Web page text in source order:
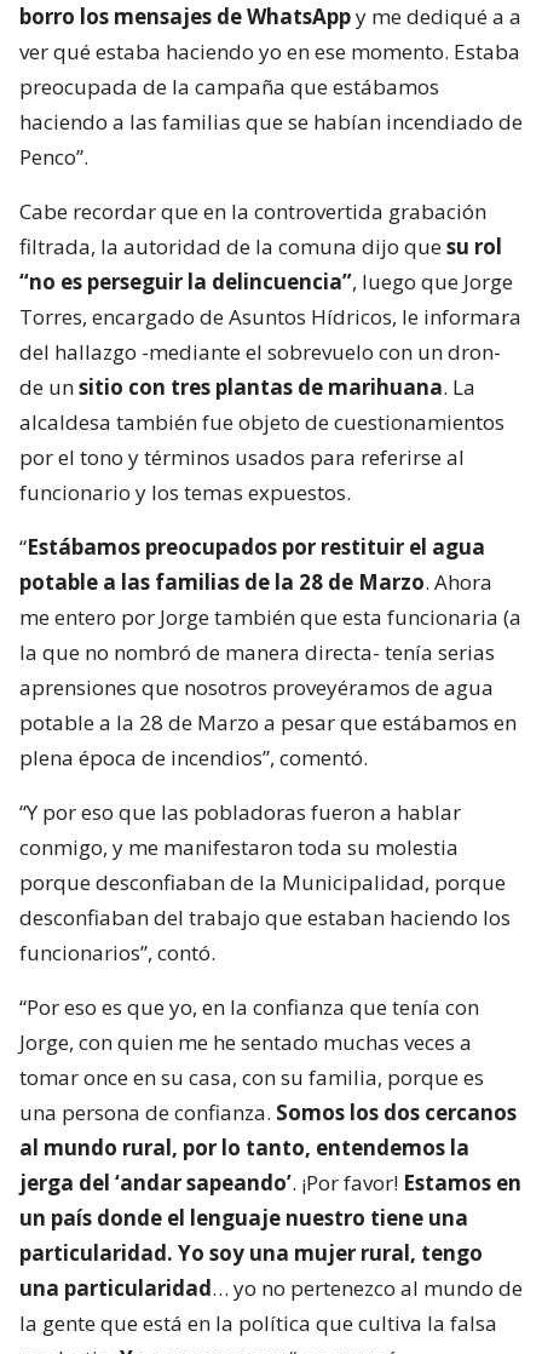
borro los mensajes de WhatsAppy me dediqué a a
ver qué estaba haciendo yo en ese momento. Estaba
preocupada de la campaña que estábamos
haciendo a las familias que se habían incendiado de
Penco”.
Cabe recordar que en la controvertida grabación
filtrada, la autoridad de la comuna dijo quesu rol
“no es perseguir la delincuencia”, luego que Jorge
Torres, encargado de Asuntos Hídricos, le informara
del hallazgo -mediante el sobrevuelo con un dron-
de unsitio con tres plantas de marihuana. La
alcaldesa también fue objeto de cuestionamientos
por el tono y términos usados para referirse al
funcionario y los temas expuestos.
“Estábamos preocupados por restituir el agua
potable a las familias de la 28 de Marzo. Ahora
me entero por Jorge también que esta funcionaria (a
la que no nombró de manera directa- tenía serias
aprensiones que nosotros proveyéramos de agua
potable a la 28 de Marzo a pesar que estábamos en
plena época de incendios”, comentó.
“Y por eso que las pobladoras fueron a hablar
conmigo, y me manifestaron toda su molestia
porque desconfiaban de la Municipalidad, porque
desconfiaban del trabajo que estaban haciendo los
funcionarios”, contó.
“Por eso es que yo, en la confianza que tenía con
Jorge, con quien me he sentado muchas veces a
tomar once en su casa, con su familia, porque es
una persona de confianza. Somos los dos cercanos
al mundo rural, por lo tanto, entendemos la
jerga del ‘andar sapeando’. ¡Por favor! Estamos en
un país donde el lenguaje nuestro tiene una
particularidad. Yo soy una mujer rural, tengo
una particularidad… yo no pertenezco al mundo de
la gente que está en la política que cultiva la falsa